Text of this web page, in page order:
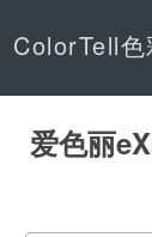
ColorTell色
爱色丽